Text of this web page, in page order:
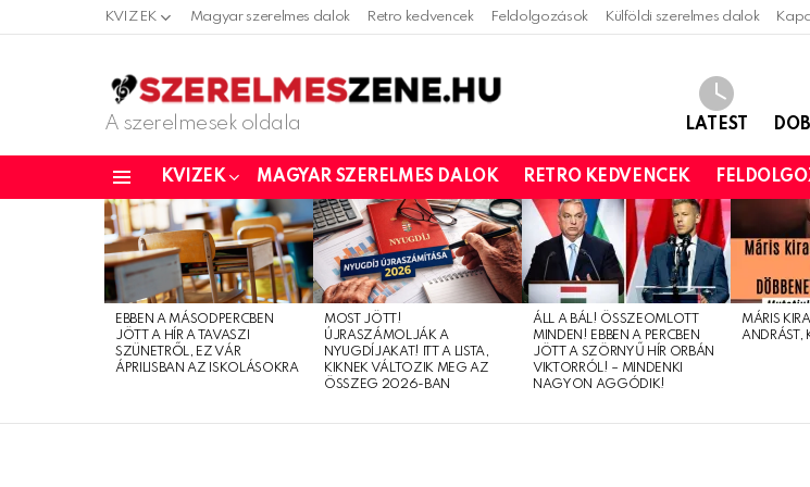
KVIZEK Magyar szerelmes dalok Retro kedvencek Feldolgozások Külföldi szerelmes dalok
A szerelmesek oldala LATEST
KVIZEK MAGYAR SZERELMES DALOK RETRO KEDVENCEK
LATEST
STORIES
EBBEN A MÁSODPERCBEN
JÖTT A HÍR A TAVASZI
SZÜNETRŐL, EZ VÁR
ÁPRILISBAN AZ ISKOLÁSOKRA
MOST JÖTT!
ÚJRASZÁMOLJÁK A
NYUGDÍJAKAT! ITT A LISTA,
KIKNEK VÁLTOZIK MEG AZ
ÖSSZEG 2026-BAN
ÁLL A BÁL! ÖSSZEOMLOTT
MINDEN! EBBEN A PERCBEN
JÖTT A SZÖRNYŰ HÍR ORBÁN
VIKTORRÓL! – MINDENKI
NAGYON AGGÓDIK!
MÁRIS
ANDRÁST,